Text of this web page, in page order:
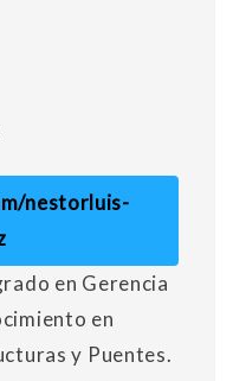
nestorluis-
en Gerencia
en
y Puentes.